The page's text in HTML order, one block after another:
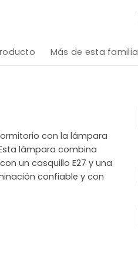
Más de esta familia
con la lámpara
lámpara combina
un casquillo E27 y una
confiable y con